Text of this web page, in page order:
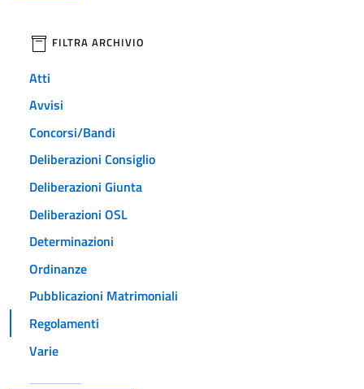
filtri da applicare
FILTRA ARCHIVIO
Atti
Avvisi
Concorsi/Bandi
Deliberazioni Consiglio
Deliberazioni Giunta
Deliberazioni OSL
Determinazioni
Ordinanze
Pubblicazioni Matrimoniali
Regolamenti
Varie